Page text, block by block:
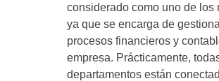
considerado como uno de los
ya que se encarga de
procesos financieros y
empresa. Prácticamente,
departamentos están